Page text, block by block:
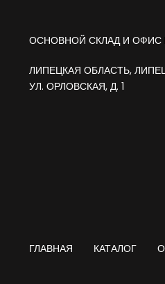
ОСНОВНОЙ СКЛАД И ОФИС
ЛИПЕЦКАЯ ОБЛАСТЬ,
УЛ. ОРЛОВСКАЯ, Д. 1
ГЛАВНАЯ КАТАЛОГ